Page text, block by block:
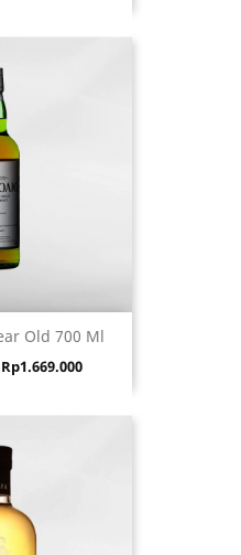
Old 700 Ml
Harga
Rp1.669.000